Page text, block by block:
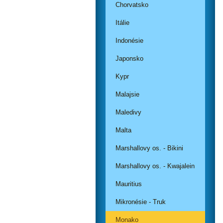
Chorvatsko
Itálie
Indonésie
Japonsko
Kypr
Malajsie
Maledivy
Malta
Marshallovy os. - Bikini
Marshallovy os. - Kwajalein
Mauritius
Mikronésie - Truk
Monako